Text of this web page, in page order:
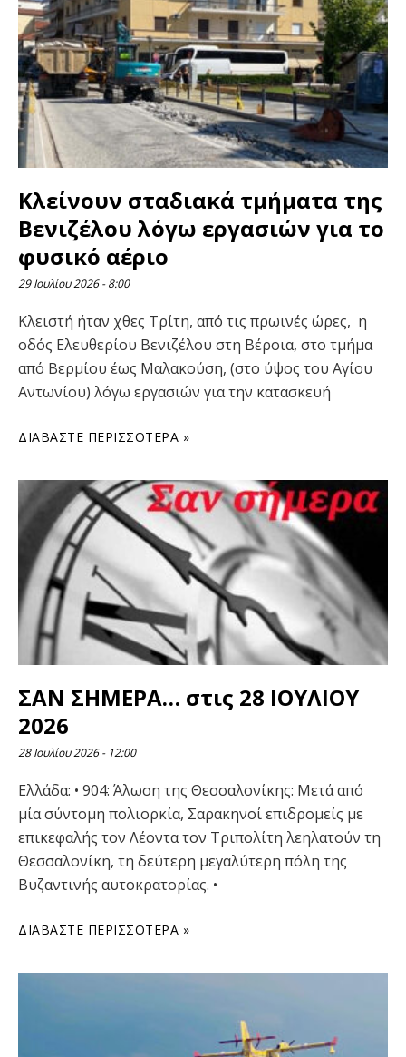
Κλείνουν σταδιακά τμήματα της
Βενιζέλου λόγω εργασιών για το
φυσικό αέριο
29 Ιουλίου 2026 8:00
Κλειστή ήταν χθες Τρίτη, από τις πρωινές ώρες, η
οδός Ελευθερίου Βενιζέλου στη Βέροια, στο τμήμα
από Βερμίου έως Μαλακούση, (στο ύψος του Αγίου
Αντωνίου) λόγω εργασιών για την κατασκευή
ΔΙΑΒΆΣΤΕ ΠΕΡΙΣΣΌΤΕΡΑ »
ΣΑΝ ΣΗΜΕΡΑ… στις 28 ΙΟΥΛΙΟΥ
2026
28 Ιουλίου 2026 12:00
Ελλάδα: • 904: Άλωση της Θεσσαλονίκης: Μετά από
μία σύντομη πολιορκία, Σαρακηνοί επιδρομείς με
επικεφαλής τον Λέοντα τον Τριπολίτη λεηλατούν τη
Θεσσαλονίκη, τη δεύτερη μεγαλύτερη πόλη της
Βυζαντινής αυτοκρατορίας. •
ΔΙΑΒΆΣΤΕ ΠΕΡΙΣΣΌΤΕΡΑ »